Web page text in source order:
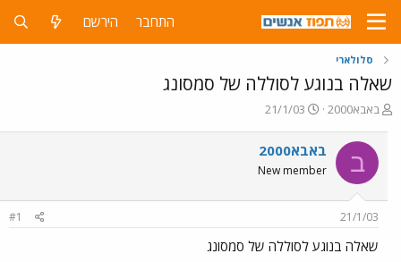
התחבר הירשם
סלולארי
שאלה בנוגע לסוללה של סמסונג
פ
ח
ה
ו
ש
באבא2000
פ
ס
ם
ת
ר
י
21/1/03
ב באבא2000
New member
21/1/03
#1
שאלה בנוגע לסוללה של סמסונג